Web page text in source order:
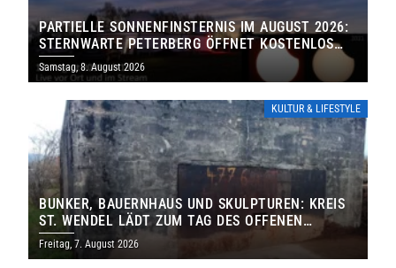
PARTIELLE SONNENFINSTERNIS IM AUGUST 2026:
STERNWARTE PETERBERG ÖFFNET KOSTENLOS
IHRE TORE
Samstag, 8. August 2026
KULTUR & LIFESTYLE
BUNKER, BAUERNHAUS UND SKULPTUREN: KREIS
ST. WENDEL LÄDT ZUM TAG DES OFFENEN
DENKMALS EIN
Freitag, 7. August 2026